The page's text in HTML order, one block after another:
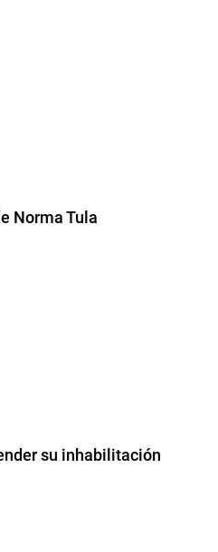
Norma Tula
su inhabilitación